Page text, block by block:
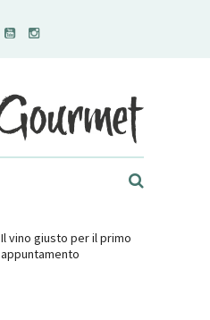
Il vino giusto per il primo
appuntamento